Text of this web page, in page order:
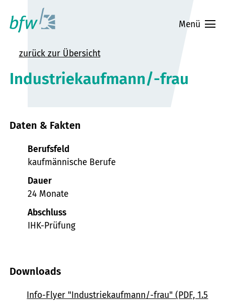
Hauptinhalt
springen
Menü
zurück zur Übersicht
Industriekaufmann/-frau
Daten & Fakten
Berufsfeld
kaufmännische Berufe
Dauer
24 Monate
Abschluss
IHK-Prüfung
Downloads
Info-Flyer "Industriekaufmann/-frau" (PDF, 1.5